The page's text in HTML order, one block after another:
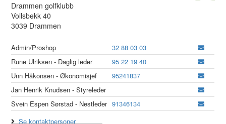
Drammen golfklubb
Vollsbekk 40
3039 Drammen
Admin/Proshop
32 88 03 03
Rune Ulriksen - Daglig leder
95 22 19 40
Unn Håkonsen - Økonomisjef
95241837
Jan Henrik Knudsen - Styreleder
Svein Espen Sørstad - Nestleder 91346134
Se kontaktpersoner